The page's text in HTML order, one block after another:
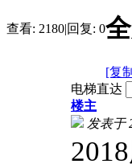
查看: 2180|回复: 0
[复
电梯直达
楼主
发表于